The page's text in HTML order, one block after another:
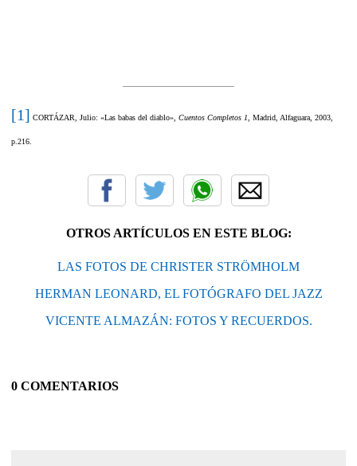
[1] CORTÁZAR, Julio: «Las babas del diablo», Cuentos Completos 1 , Madrid, Alfaguara, 2003,
p.216.
OTROS ARTÍCULOS EN ESTE BLOG:
LAS FOTOS DE CHRISTER STRÖMHOLM
HERMAN LEONARD, EL FOTÓGRAFO DEL JAZZ
VICENTE ALMAZÁN: FOTOS Y RECUERDOS.
0 COMENTARIOS